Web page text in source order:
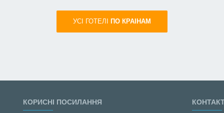
УСI ГОТЕЛІ ПО КРАIНАМ
КОРИСНІ ПОСИЛАННЯ